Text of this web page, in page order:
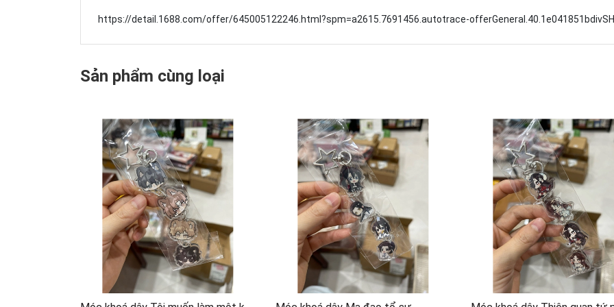
https://detail.1688.com/offer/645005122246.html?spm=a2615.7691456.autotrace-offerGeneral.40.1e041851bdivSH
Sản phẩm cùng loại